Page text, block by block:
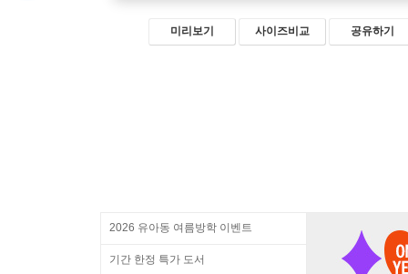
미리보기 사이즈비교 공유하기
2026 유아동 여름방학 이벤트
기간 한정 특가 도서